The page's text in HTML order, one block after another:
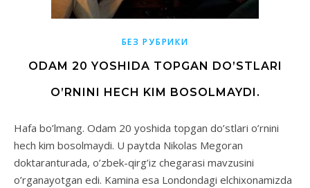
БЕЗ РУБРИКИ
ODAM 20 YOSHIDA TOPGAN DO’STLARI
O’RNINI HECH KIM BOSOLMAYDI.
Hafa bo’lmang. Odam 20 yoshida topgan do’stlari o’rnini
hech kim bosolmaydi. U paytda Nikolas Megoran
doktaranturada, o’zbek-qirg’iz chegarasi mavzusini
o’rganayotgan edi. Kamina esa Londondagi elchixonamizda